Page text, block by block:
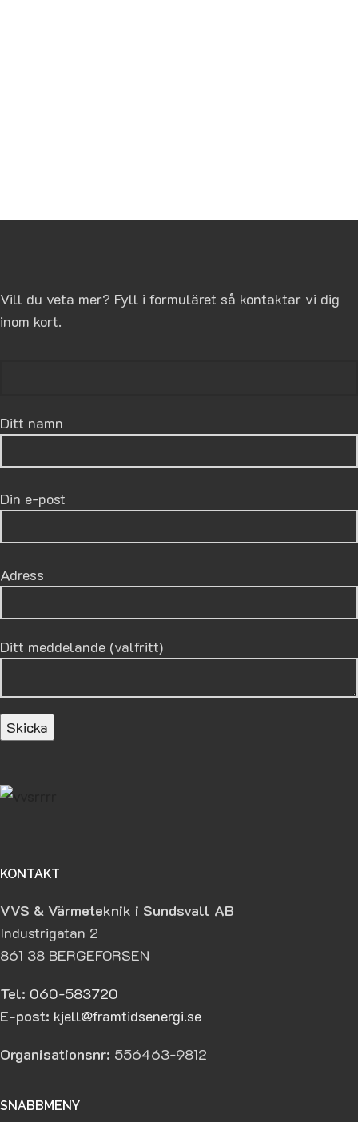
Vill du veta mer? Fyll i formuläret så kontaktar vi dig
inom kort.
Ditt namn
Din e-post
Adress
Ditt meddelande (valfritt)
KONTAKT
VVS & Värmeteknik i Sundsvall AB
Industrigatan 2
861 38 BERGEFORSEN
Tel: 060-583720
E-post: kjell@framtidsenergi.se
Organisationsnr: 556463-9812
SNABBMENY